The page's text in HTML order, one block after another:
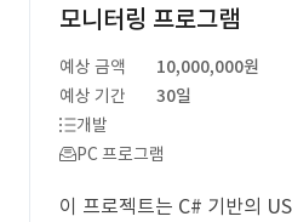
모니터링 프로그램
예상 금액
10,000,000원
예상 기간
30일
개발
PC 프로그램
이 프로젝트는 C# 기반의